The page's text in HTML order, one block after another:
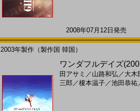
2008年07月12日発売
2003年製作（製作国 韓国）
ワンダフルデイズ
田アサミ ／ 山路和弘 ／ 大木
三郎 ／榎本温子／池田恭祐